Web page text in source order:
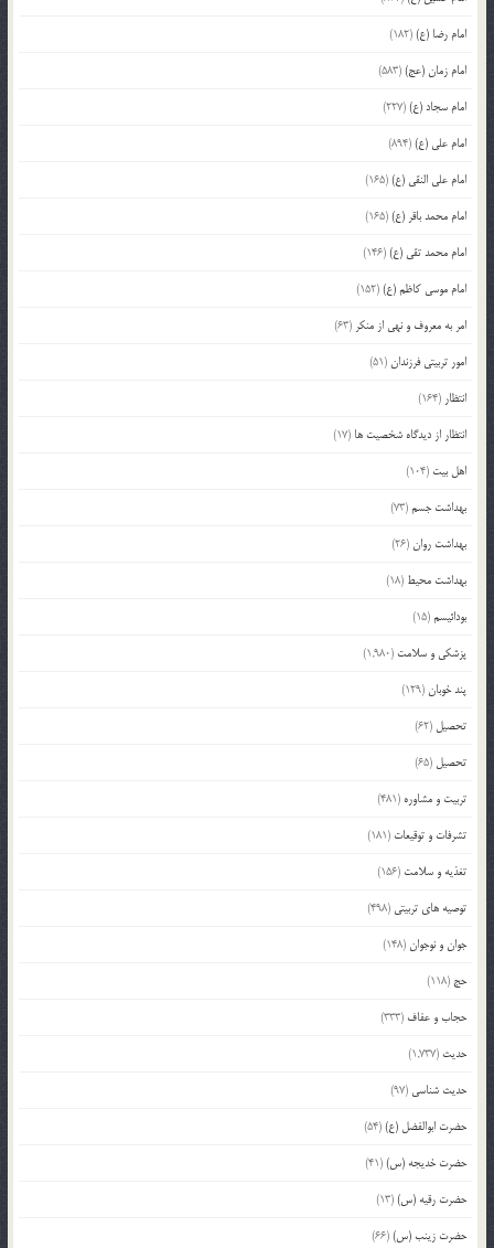
امام رضا (ع)(182)
امام زمان (عج)(583)
امام سجاد (ع)(227)
امام علی (ع)(894)
امام علی النقی (ع)(165)
امام محمد باقر (ع)(165)
امام محمد تقی (ع)(146)
امام موسی کاظم (ع)(152)
امر به معروف و نهی از منکر (63)
امور تربیتی فرزندان(51)
انتظار (164)
انتظار از دیدگاه شخصیت ها (17)
اهل بیت (104)
بهداشت جسم(73)
بهداشت روان(26)
بهداشت محیط (18)
بودائیسم(15)
پزشکی و سلامت (1,980)
پند خوبان(129)
تحصیل (62)
تحصیل (65)
تربیت و مشاوره (481)
تشرفات و توقیعات (181)
تغذیه و سلامت (156)
توصیه های تربیتی (498)
جوان و نوجوان(148)
حج (118)
حجاب و عفاف (333)
حدیث (1,737)
حدیث شناسی (97)
حضرت ابوالفضل (ع)(54)
حضرت خدیجه (س)(41)
حضرت رقیه (س)(13)
حضرت زینب (س)(66)